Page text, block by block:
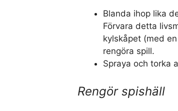
Blanda ihop lika
Förvara detta
kylskåpet (med
rengöra spill.
Spraya och torka
Rengör spishäll